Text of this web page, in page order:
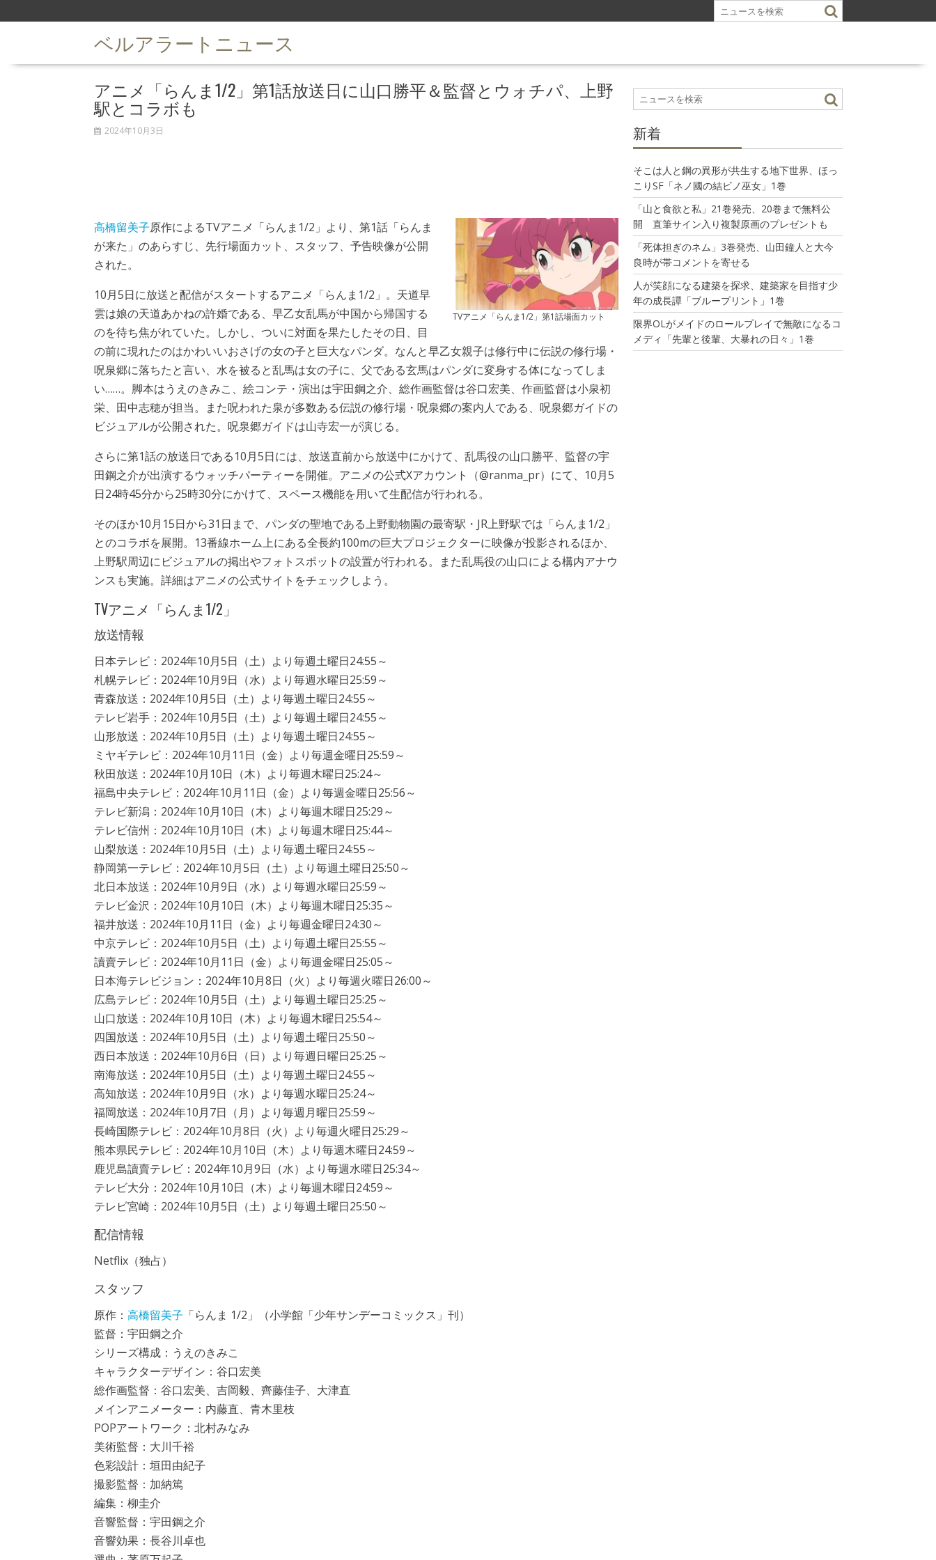
k
ベルアラートニュース
アニメ「らんま1/2」第1話放送日に山口勝平＆監督とウォチパ、上野
駅とコラボも
2024年10月3日
TVアニメ「らんま1/2」第1話場面カット
高橋留美子原作によるTVアニメ「らんま1/2」より、第1話「らんま
が来た」のあらすじ、先行場面カット、スタッフ、予告映像が公開
された。
10月5日に放送と配信がスタートするアニメ「らんま1/2」。天道早
雲は娘の天道あかねの許婚である、早乙女乱馬が中国から帰国する
のを待ち焦がれていた。しかし、ついに対面を果たしたその日、目
の前に現れたのはかわいいおさげの女の子と巨大なパンダ。なんと早乙女親子は修行中に伝説の修行場・
呪泉郷に落ちたと言い、水を被ると乱馬は女の子に、父である玄馬はパンダに変身する体になってしま
い……。脚本はうえのきみこ、絵コンテ・演出は宇田鋼之介、総作画監督は谷口宏美、作画監督は小泉初
栄、田中志穂が担当。また呪われた泉が多数ある伝説の修行場・呪泉郷の案内人である、呪泉郷ガイドの
ビジュアルが公開された。呪泉郷ガイドは山寺宏一が演じる。
さらに第1話の放送日である10月5日には、放送直前から放送中にかけて、乱馬役の山口勝平、監督の宇
田鋼之介が出演するウォッチパーティーを開催。アニメの公式Xアカウント（@ranma_pr）にて、10月5
日24時45分から25時30分にかけて、スペース機能を用いて生配信が行われる。
そのほか10月15日から31日まで、パンダの聖地である上野動物園の最寄駅・JR上野駅では「らんま1/2」
とのコラボを展開。13番線ホーム上にある全長約100mの巨大プロジェクターに映像が投影されるほか、
上野駅周辺にビジュアルの掲出やフォトスポットの設置が行われる。また乱馬役の山口による構内アナウ
ンスも実施。詳細はアニメの公式サイトをチェックしよう。
TVアニメ「らんま1/2」
放送情報
日本テレビ：2024年10月5日（土）より毎週土曜日24:55～
札幌テレビ：2024年10月9日（水）より毎週水曜日25:59～
青森放送：2024年10月5日（土）より毎週土曜日24:55～
テレビ岩手：2024年10月5日（土）より毎週土曜日24:55～
山形放送：2024年10月5日（土）より毎週土曜日24:55～
ミヤギテレビ：2024年10月11日（金）より毎週金曜日25:59～
秋田放送：2024年10月10日（木）より毎週木曜日25:24～
福島中央テレビ：2024年10月11日（金）より毎週金曜日25:56～
テレビ新潟：2024年10月10日（木）より毎週木曜日25:29～
テレビ信州：2024年10月10日（木）より毎週木曜日25:44～
山梨放送：2024年10月5日（土）より毎週土曜日24:55～
静岡第一テレビ：2024年10月5日（土）より毎週土曜日25:50～
北日本放送：2024年10月9日（水）より毎週水曜日25:59～
テレビ金沢：2024年10月10日（木）より毎週木曜日25:35～
福井放送：2024年10月11日（金）より毎週金曜日24:30～
中京テレビ：2024年10月5日（土）より毎週土曜日25:55～
讀賣テレビ：2024年10月11日（金）より毎週金曜日25:05～
日本海テレビジョン：2024年10月8日（火）より毎週火曜日26:00～
広島テレビ：2024年10月5日（土）より毎週土曜日25:25～
山口放送：2024年10月10日（木）より毎週木曜日25:54～
四国放送：2024年10月5日（土）より毎週土曜日25:50～
西日本放送：2024年10月6日（日）より毎週日曜日25:25～
南海放送：2024年10月5日（土）より毎週土曜日24:55～
高知放送：2024年10月9日（水）より毎週水曜日25:24～
福岡放送：2024年10月7日（月）より毎週月曜日25:59～
長崎国際テレビ：2024年10月8日（火）より毎週火曜日25:29～
熊本県民テレビ：2024年10月10日（木）より毎週木曜日24:59～
鹿児島讀賣テレビ：2024年10月9日（水）より毎週水曜日25:34～
テレビ大分：2024年10月10日（木）より毎週木曜日24:59～
テレビ宮崎：2024年10月5日（土）より毎週土曜日25:50～
配信情報
Netflix（独占）
スタッフ
原作： 高橋留美子 「らんま 1/2」（小学館「少年サンデーコミックス」刊）
監督：宇田鋼之介
シリーズ構成：うえのきみこ
キャラクターデザイン：谷口宏美
総作画監督：谷口宏美、吉岡毅、齊藤佳子、大津直
メインアニメーター：内藤直、青木里枝
POPアートワーク：北村みなみ
美術監督：大川千裕
色彩設計：垣田由紀子
撮影監督：加納篤
編集：柳圭介
音響監督：宇田鋼之介
音響効果：長谷川卓也
新着
そこは人と鋼の異形が共生する地下世界、ほっ
こりSF「ネノ國の結ビノ巫女」1巻
「山と食欲と私」21巻発売、20巻まで無料公
開 直筆サイン入り複製原画のプレゼントも
「死体担ぎのネム」3巻発売、山田鐘人と大今
良時が帯コメントを寄せる
人が笑顔になる建築を探求、建築家を目指す少
年の成長譚「ブループリント」1巻
限界OLがメイドのロールプレイで無敵になるコ
メディ「先輩と後輩、大暴れの日々」1巻